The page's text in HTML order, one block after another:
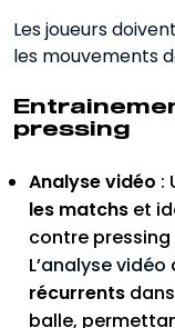
Les joueurs
les mouvements
pressing
Analyse vidéo :
les matchs et
contre
L’analyse vidéo
récurrents
balle,